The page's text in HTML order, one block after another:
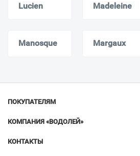
Lucien Madeleine
Manosque Margaux
ПОКУПАТЕЛЯМ
КОМПАНИЯ «ВОДОЛЕЙ»
КОНТАКТЫ